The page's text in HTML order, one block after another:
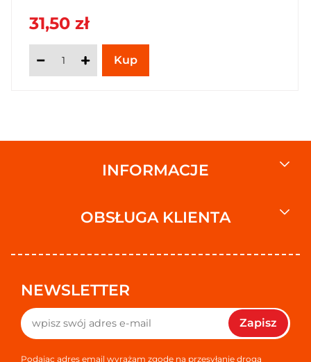
31,50 zł
INFORMACJE
OBSŁUGA KLIENTA
NEWSLETTER
Zapisz
Podając adres email wyrażam zgodę na przesyłanie drogą